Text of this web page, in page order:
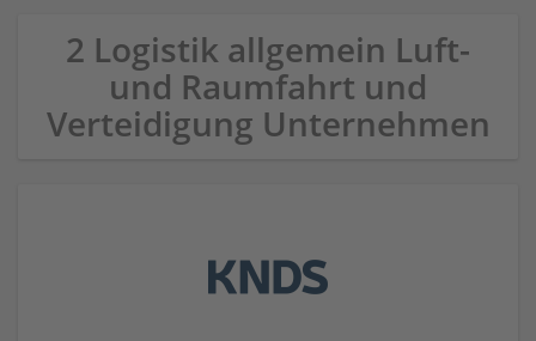
2 Logistik allgemein Luft-
und Raumfahrt und
Verteidigung Unternehmen